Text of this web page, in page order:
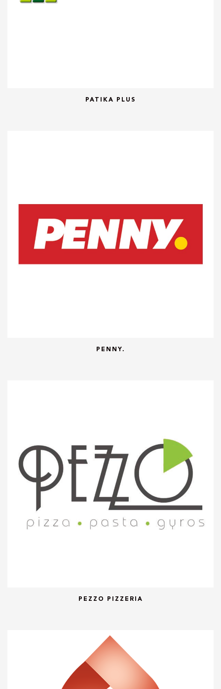
PATIKA PLUS
PENNY.
PEZZO PIZZERIA